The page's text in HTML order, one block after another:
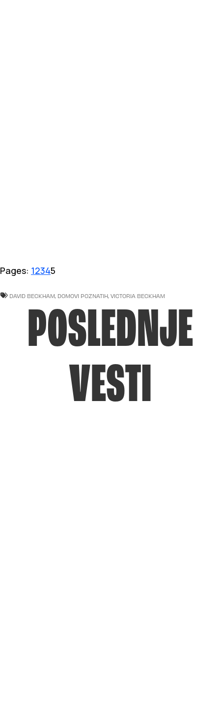
Pages: 12345
DAVID BECKHAM, DOMOVI POZNATIH, VICTORIA BECKHAM
POSLEDNJE
VESTI